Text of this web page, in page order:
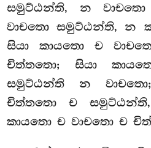
සමුට්ඨන්ති, න
වාචතො සමුට්ඨන්ති, න
සියා කායතො ච
චිත්තතො; සියා
සමුට්ඨන්ති න
චිත්තතො ච
කායතො ච වාචතො ච